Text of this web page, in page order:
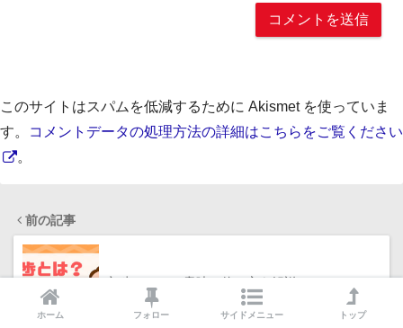
このサイトはスパムを低減するために Akismet を使っていま
す。
コメントデータの処理方法の詳細はこちらをご覧ください
。
前の記事
初歩とは？の意味と使い方を解説
ホーム フォロー サイドメニュー トップ